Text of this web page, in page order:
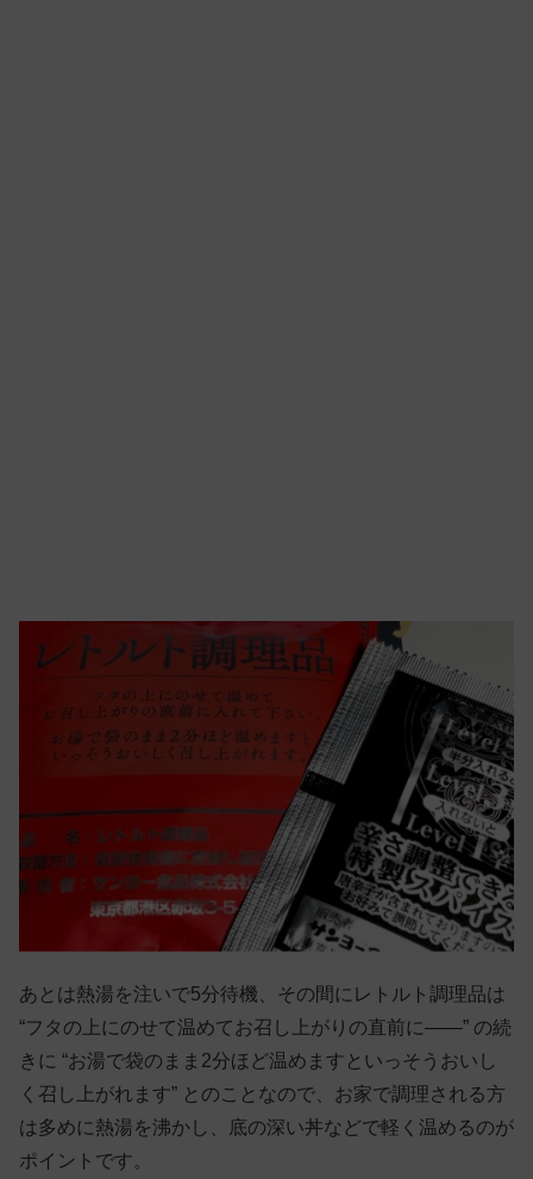
あとは熱湯を注いで5分待機、その間にレトルト調理品は
“フタの上にのせて温めてお召し上がりの直前に——” の続
きに “お湯で袋のまま2分ほど温めますといっそうおいし
く召し上がれます” とのことなので、お家で調理される方
は多めに熱湯を沸かし、底の深い丼などで軽く温めるのが
ポイントです。